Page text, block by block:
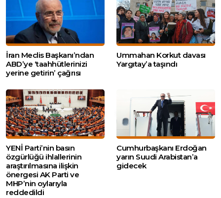
İran Meclis Başkanı’ndan
ABD’ye ‘taahhütlerinizi
yerine getirin’ çağrısı
Ummahan Korkut davası
Yargıtay’a taşındı
YENİ Parti’nin basın
özgürlüğü ihlallerinin
araştırılmasına ilişkin
önergesi AK Parti ve
MHP’nin oylarıyla
reddedildi
Cumhurbaşkanı Erdoğan
yarın Suudi Arabistan’a
gidecek